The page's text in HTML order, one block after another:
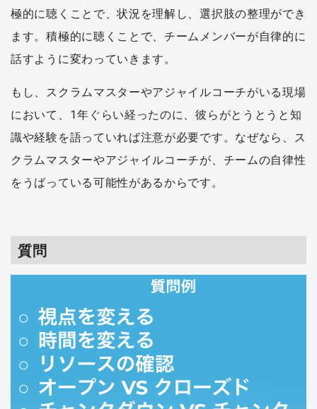
極的に聴くことで、状況を理解し、選択肢の整理ができ
ます。積極的に聴くことで、チームメンバーが自律的に
話すように変わっていきます。
もし、スクラムマスターやアジャイルコーチがいる現場
において、1年ぐらい経ったのに、彼らがとうとうと知
識や経験を語っていれば注意が必要です。なぜなら、ス
クラムマスターやアジャイルコーチが、チームの自律性
をうばっている可能性があるからです。
質問